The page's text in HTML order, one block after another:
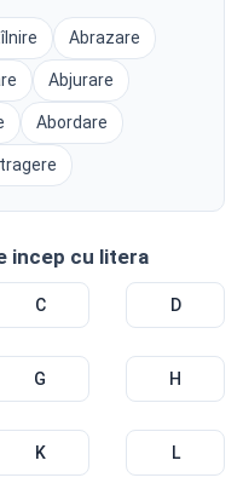
Abrazare
Abjurare
Abordare
incep cu litera
C D
G H
K L